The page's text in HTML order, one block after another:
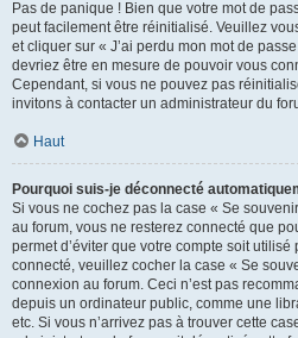
Pas de panique ! Bien que votre mot de
peut facilement être réinitialisé. Veuillez
et cliquer sur « J’ai perdu mon mot de
devriez être en mesure de pouvoir vous
Cependant, si vous ne pouvez pas
invitons à contacter un administrateur du
Haut
Pourquoi suis-je déconnecté
Si vous ne cochez pas la case « Se
au forum, vous ne resterez connecté que
permet d’éviter que votre compte soit utilisé
connecté, veuillez cocher la case « Se
connexion au forum. Ceci n’est pas
depuis un ordinateur public, comme une
etc. Si vous n’arrivez pas à trouver cette